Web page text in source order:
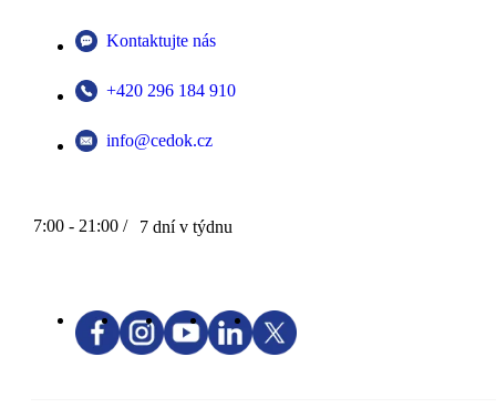
Kontaktujte nás
+420 296 184 910
info@cedok.cz
7:00 - 21:00 / 7 dní v týdnu